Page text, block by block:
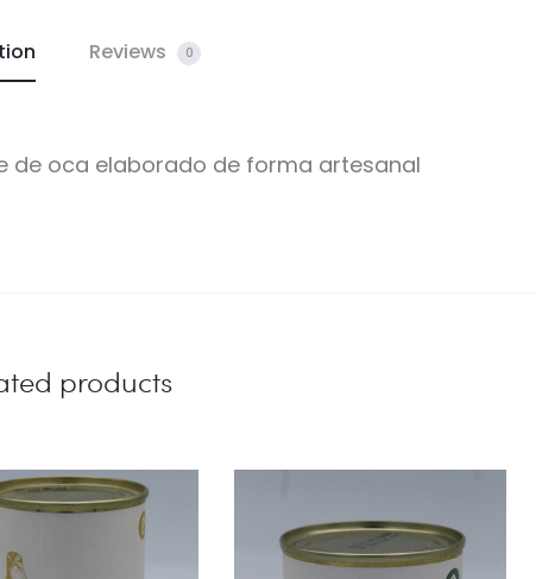
Reviews 0
de oca elaborado de forma artesanal
products